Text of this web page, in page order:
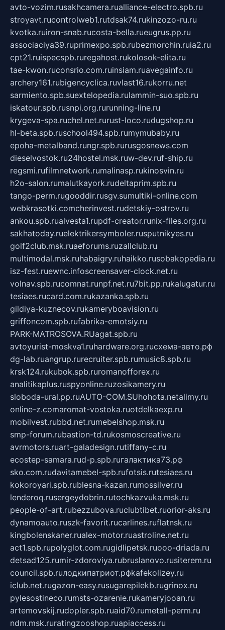
avto-vozim.rusakhcamera.rualliance-electro.spb.ru
stroyavt.rucontrolweb1.rutdsak74.rukinzozo-ru.ru
kvotka.ruiron-snab.rucosta-bella.rueugrus.pp.ru
associaciya39.ruprimexpo.spb.rubezmorchin.ruia2.ru
cpt21.ruispecspb.ruregahost.rukolosok-elita.ru
tae-kwon.ruconsrio.com.ruinsiam.ruavegainfo.ru
archery161.rubigencyclica.ruvlast16.rukorru.net
sarmiento.spb.suextelopedia.rulammin-suo.spb.ru
iskatour.spb.rusnpi.org.rurunning-line.ru
krygeva-spa.ruchel.net.rurust-loco.rudugshop.ru
hl-beta.spb.ruschool494.spb.rumymubaby.ru
epoha-metalband.rungr.spb.rurusgosnews.com
dieselvostok.ru24hostel.msk.ruw-dev.ruf-ship.ru
regsmi.rufilmnetwork.rumalinasp.rukinosvin.ru
h2o-salon.rumalutkayork.rudeltaprim.spb.ru
tango-perm.rugooddir.rusgv.sumultiki-online.com
webkrasotki.comcherinvest.rudetskiy-ostrov.ru
ankou.spb.rualvesta1.rupdf-creator.runix-files.org.ru
sakhatoday.ruelektrikersymboler.rusputnikyes.ru
golf2club.msk.ruaeforums.ruzallclub.ru
multimodal.msk.ruhabaigry.ruhaikko.rusobakopedia.ru
isz-fest.ruewnc.infoscreensaver-clock.net.ru
volnav.spb.rucomnat.runpf.net.ru7bit.pp.rukalugatur.ru
tesiaes.rucard.com.rukazanka.spb.ru
gildiya-kuznecov.rukameryboavision.ru
griffoncom.spb.rufabrika-emotsiy.ru
PARK-MATROSOVA.RUagat.spb.ru
avtoyurist-moskva1.ruhardware.org.ruсхема-авто.рф
dg-lab.ruangrup.rurecruiter.spb.rumusic8.spb.ru
krsk124.rukubok.spb.ruromanofforex.ru
analitikaplus.ruspyonline.ruzosikamery.ru
sloboda-ural.pp.ruAUTO-COM.SUhohota.netalimy.ru
online-z.comaromat-vostoka.ruotdelkaexp.ru
mobilvest.rubbd.net.rumebelshop.msk.ru
smp-forum.rubastion-td.rukosmoscreative.ru
avrmotors.ruart-galadesign.rutiffany-c.ru
ecostep-samara.rud-p.spb.ruгалактика73.рф
sko.com.rudavitamebel-spb.rufotsis.rutesiaes.ru
kokoroyari.spb.rublesna-kazan.rumossilver.ru
lenderoq.rusergeydobrin.rutochkazvuka.msk.ru
people-of-art.rubezzubova.ruclubtibet.ruorior-aks.ru
dynamoauto.ruszk-favorit.rucarlines.ruflatnsk.ru
kingbolenskaner.rualex-motor.ruastroline.net.ru
act1.spb.rupolyglot.com.rugidlipetsk.ruooo-driada.ru
detsad125.rumir-zdoroviya.rubruslanovo.rusiterem.ru
council.spb.ruлодкипатриот.рфkafekolizey.ru
iclub.net.rugazon-easy.rusugarepilekb.rugrinox.ru
pylesostineco.rumsts-ozarenie.rukameryjooan.ru
artemovskij.rudopler.spb.ruaid70.rumetall-perm.ru
ndm.msk.ruratingzooshop.ruapiaccess.ru